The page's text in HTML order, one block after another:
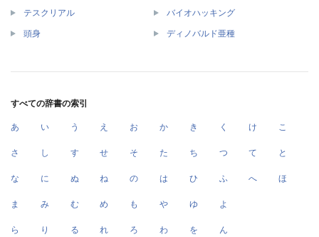
テスクリアル バイオハッキング
頭身 ディノバルド亜種
すべての辞書の索引
あ い う え お か き く け こ
さ し す せ そ た ち つ て と
な に ぬ ね の は ひ ふ へ ほ
ま み む め も や ゆ よ
ら り る れ ろ わ を ん